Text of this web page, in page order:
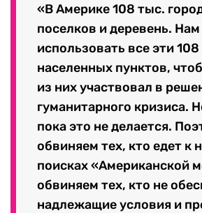
«В Америке 108 тыс.
поселков и деревень.
использовать все эти
населенных пунктов,
из них участвовал в
гуманитарного кризиса.
пока это не делается.
обвиняем тех, кто едет к
поисках «Американской
обвиняем тех, кто не
надлежащие условия и